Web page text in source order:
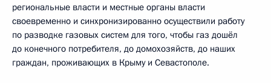
региональные власти и местные органы власти
своевременно и синхронизированно осуществили работу
по разводке газовых систем для того, чтобы газ дошёл
до конечного потребителя, до домохозяйств, до наших
граждан, проживающих в Крыму и Севастополе.